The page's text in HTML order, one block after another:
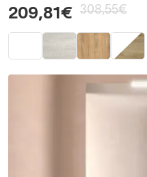
209,81€ 308,55€